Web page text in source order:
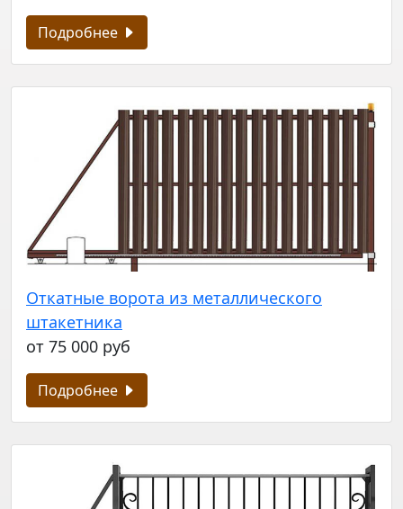
Подробнее
Откатные ворота из металлического
штакетника
от 75 000 руб
Подробнее